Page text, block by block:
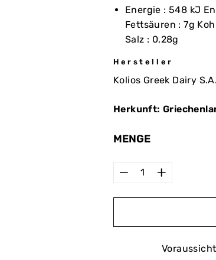
Energie : 548 kJ
Fettsäuren : 7g
Salz : 0,28g
Hersteller
Kolios Greek Dairy
Herkunft:
MENGE
− +